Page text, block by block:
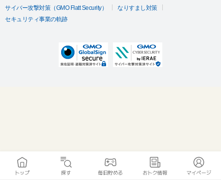
サイバー攻撃対策（GMO Flatt Security）
なりすまし対策
セキュリティ事業の軌跡
トップ 探す 毎日貯める おトク情報 マイページ